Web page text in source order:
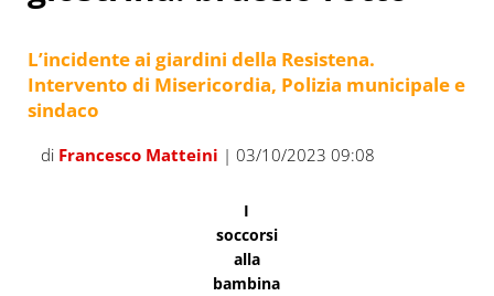
L’incidente ai giardini della Resistena.
Intervento di Misericordia, Polizia municipale e
sindaco
di Francesco Matteini | 03/10/2023 09:08
I
soccorsi
alla
bambina